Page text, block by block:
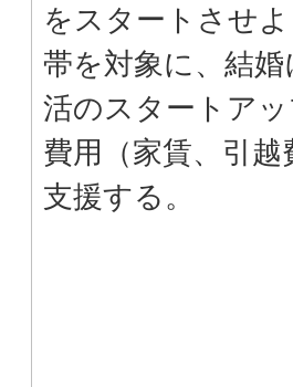
をスタートさせ
帯を対象に、結
活のスタートア
費用（家賃、引越
支援する。